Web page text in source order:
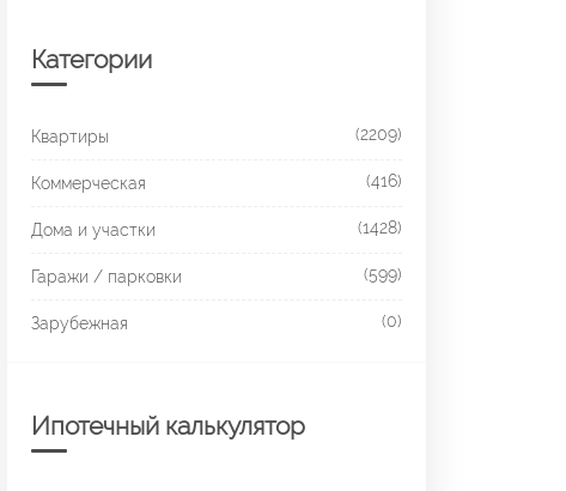
Категории
Квартиры (2209)
Коммерческая (416)
Дома и участки (1428)
Гаражи / парковки (599)
Зарубежная (0)
Ипотечный калькулятор